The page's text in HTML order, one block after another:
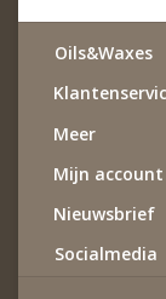
Oils&Waxes
Meer
Mijn account
Nieuwsbrief
Socialmedia